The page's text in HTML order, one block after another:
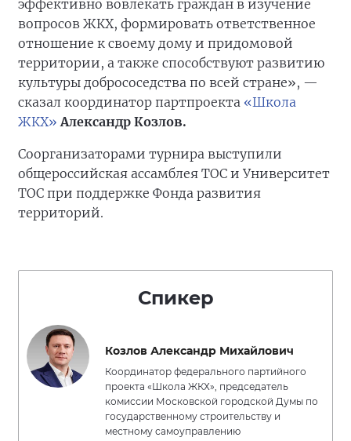
эффективно вовлекать граждан в изучение
вопросов ЖКХ, формировать ответственное
отношение к своему дому и придомовой
территории, а также способствуют развитию
культуры добрососедства по всей стране», —
сказал координатор партпроекта «Школа
ЖКХ» Александр Козлов.
Соорганизаторами турнира выступили
общероссийская ассамблея ТОС и Университет
ТОС при поддержке Фонда развития
территорий.
Спикер
Козлов Александр Михайлович
Координатор федерального партийного
проекта «Школа ЖКХ», председатель
комиссии Московской городской Думы по
государственному строительству и
местному самоуправлению